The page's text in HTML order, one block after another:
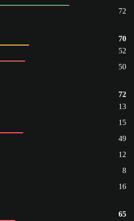
72
70
52
50
72
13
15
49
12
8
16
65